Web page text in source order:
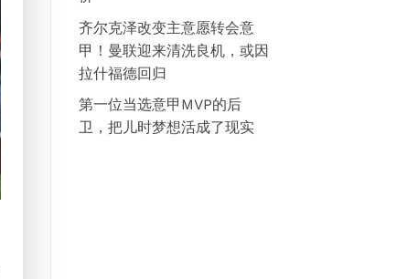
齐尔克泽改变主意愿转会意
甲！曼联迎来清洗良机，或因
拉什福德回归
第一位当选意甲MVP的后
卫，把儿时梦想活成了现实